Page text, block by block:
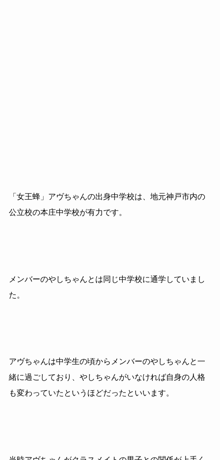
「女王蜂」アヴちゃんの出身中学校は、地元神戸市内の
公立校の本庄中学校が有力です。
メンバーのやしちゃんとは同じ中学校に通学していまし
た。
アヴちゃんは中学生の頃からメンバーのやしちゃんと一
緒に過ごしており、やしちゃんがいなければ自身の人格
も変わっていたというほどだったといいます。